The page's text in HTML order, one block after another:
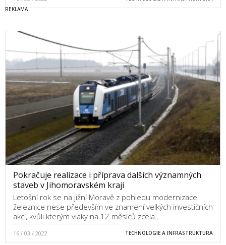
Pokračuje realizace i příprava dalších významných
staveb v Jihomoravském kraji
Letošní rok se na jižní Moravě z pohledu modernizace
železnice nese především ve znamení velkých investičních
akcí, kvůli kterým vlaky na 12 měsíců zcela…
16 / 03 / 2022 TECHNOLOGIE A INFRASTRUKTURA